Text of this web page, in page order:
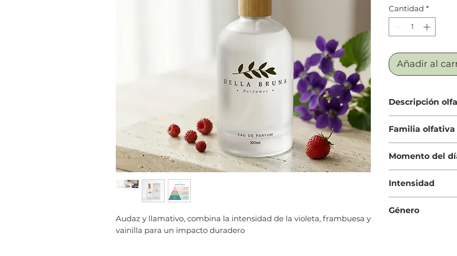
Audaz y llamativo, combina la intensidad de la violeta, frambuesa y
vainilla para un impacto duradero
Cantidad *
Añadir al
Descripción
limón (lima ácida)
Cuerpo: Flor de
Fondo: Iris,
Familia olfativa
Momento del
Intensidad
Género